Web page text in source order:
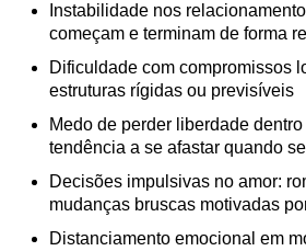
Instabilidade nos
começam e terminam de forma
Dificuldade com compromissos
estruturas rígidas ou previsíveis
Medo de perder liberdade
tendência a se afastar quando
Decisões impulsivas no amor:
mudanças bruscas motivadas
Distanciamento emocional em